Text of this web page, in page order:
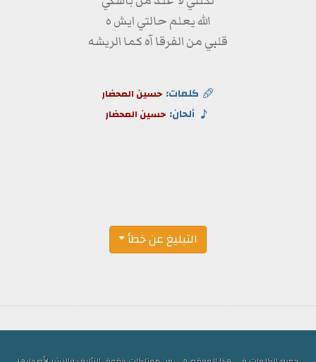
الله يعلم حالتي ايش ه
قلبي من الفرقا آه كما الريشه
كلمات: حسين المحضار
ألحان: حسين المحضار
التبليغ عن خطأ